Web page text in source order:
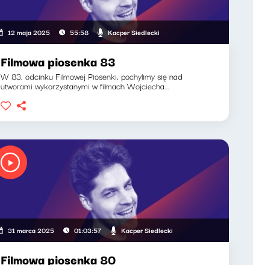
12 maja 2025 55:58 Kacper Siedlecki
Filmowa piosenka 83
W 83. odcinku Filmowej Piosenki, pochylimy się nad
utworami wykorzystanymi w filmach Wojciecha...
31 marca 2025 01:03:57 Kacper Siedlecki
Filmowa piosenka 80